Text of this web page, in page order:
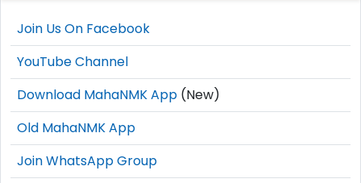
Join Us On Facebook
YouTube Channel
Download MahaNMK App (New)
Old MahaNMK App
Join WhatsApp Group